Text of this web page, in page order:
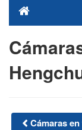
Cámaras